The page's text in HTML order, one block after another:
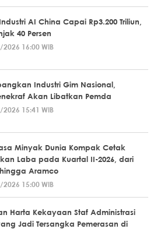
AI China Capai Rp3.200 Triliun,
40 Persen
16:00 WIB
Industri Gim Nasional,
Akan Libatkan Pemda
15:41 WIB
Minyak Dunia Kompak Cetak
Laba pada Kuartal II-2026, dari
Aramco
15:00 WIB
Harta Kekayaan Staf Administrasi
Jadi Tersangka Pemerasan di